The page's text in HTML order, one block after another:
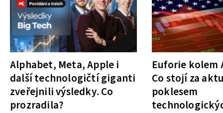
Alphabet, Meta, Apple i
další technologičtí giganti
zveřejnili výsledky. Co
prozradila?
Euforie kolem
Co stojí za
poklesem